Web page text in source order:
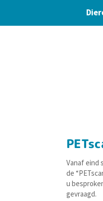
Vanaf eind
de
u
gevraagd.